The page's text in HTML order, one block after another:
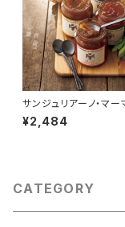
サンジュリアーノ・マー
¥2,484
CATEGORY